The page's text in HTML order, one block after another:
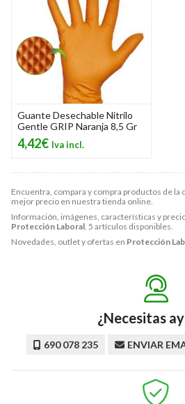
Encuentra, compara y compra productos de la
mejor precio en nuestra tienda online.
Información, imágenes, características y
Protección Laboral. 5 artículos disponibles.
Novedades, outlet y ofertas en Protección
Guante Desechable Nitrilo
Gentle GRIP Naranja 8,5 Gr
4,42€
¿Necesitas
690 078 235 ENVIAR